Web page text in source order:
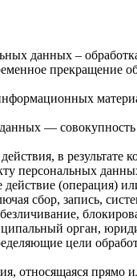
данных –
прекращение
—
в
персональных
(операция)
сбор, запись,
орган,
цели
относящаяся прямо